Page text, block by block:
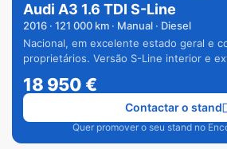
Audi A3 1.6 TDI S-Line
2016 · 121 000 km · Manual · Diesel
Nacional, em excelente estado geral e
proprietários. Versão S-Line interior e
18 950€
Quer promover o seu stand no
Contactar o stand